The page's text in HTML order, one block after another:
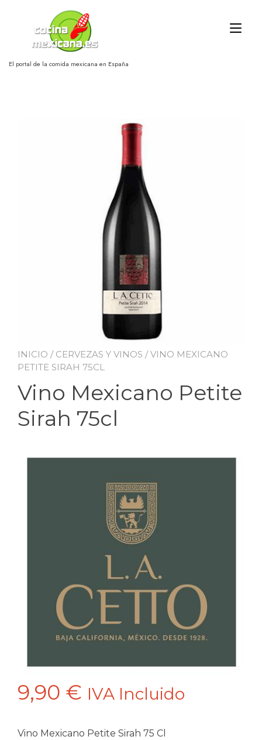
contenido
El portal de la comida mexicana en España
INICIO / CERVEZAS Y VINOS / VINO MEXICANO
PETITE SIRAH 75CL
Vino Mexicano Petite
Sirah 75cl
9,90 € IVA Incluido
Vino Mexicano Petite Sirah 75 Cl